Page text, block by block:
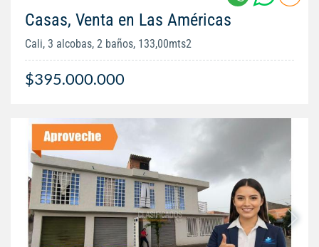
Casas, Venta en Las Américas
Cali, 3 alcobas, 2 baños, 133,00mts2
$395.000.000